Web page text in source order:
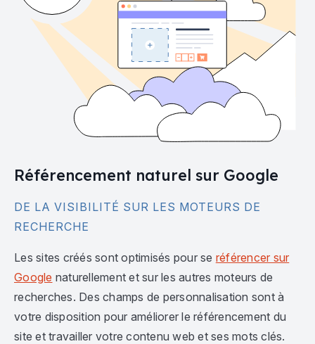
Référencement naturel sur Google
DE LA VISIBILITÉ SUR LES MOTEURS DE
RECHERCHE
Les sites créés sont optimisés pour se référencer sur
Google naturellement et sur les autres moteurs de
recherches. Des champs de personnalisation sont à
votre disposition pour améliorer le référencement du
site et travailler votre contenu web et ses mots clés.